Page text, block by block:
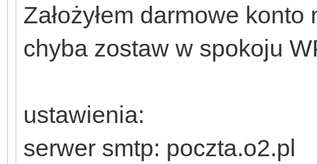
Założyłem darmowe
chyba zostaw w spokoju
ustawienia:
serwer smtp: poczta.o2.pl